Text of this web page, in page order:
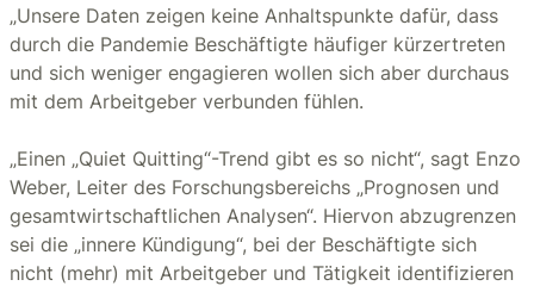
„Unsere Daten zeigen keine Anhaltspunkte dafür, dass
durch die Pandemie Beschäftigte häufiger kürzertreten
und sich weniger engagieren wollen sich aber durchaus
mit dem Arbeitgeber verbunden fühlen.
„Einen „Quiet Quitting“-Trend gibt es so nicht“, sagt Enzo
Weber, Leiter des Forschungsbereichs „Prognosen und
gesamtwirtschaftlichen Analysen“. Hiervon abzugrenzen
sei die „innere Kündigung“, bei der Beschäftigte sich
nicht (mehr) mit Arbeitgeber und Tätigkeit identifizieren